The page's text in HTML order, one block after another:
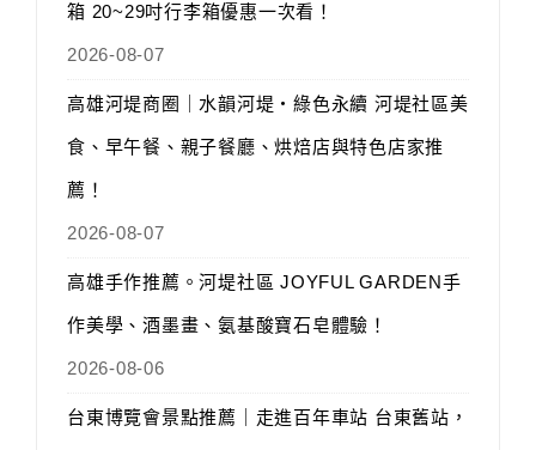
箱 20~29吋行李箱優惠一次看！
2026-08-07
高雄河堤商圈｜水韻河堤‧綠色永續 河堤社區美
食、早午餐、親子餐廳、烘焙店與特色店家推
薦！
2026-08-07
高雄手作推薦。河堤社區 JOYFUL GARDEN手
作美學、酒墨畫、氨基酸寶石皂體驗！
2026-08-06
台東博覽會景點推薦｜走進百年車站 台東舊站，